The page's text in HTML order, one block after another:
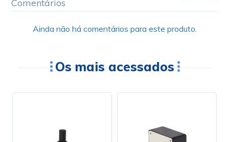
Comentários
Ainda não há comentários para este produto.
Os mais acessados